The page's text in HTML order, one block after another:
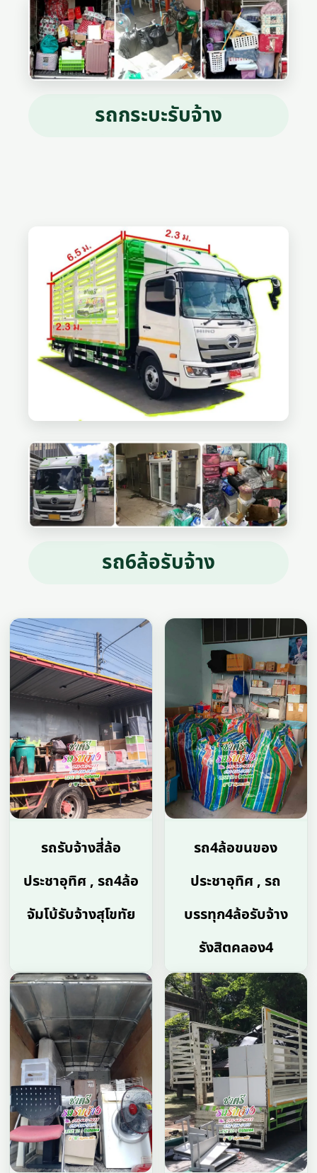
รถกระบะรับจ้าง
รถ6ล้อรับจ้าง
รถรับจ้างสี่ล้อ
ประชาอุทิศ , รถ4ล้อ
จัมโบ้รับจ้างสุโขทัย
รถ4ล้อขนของ
ประชาอุทิศ , รถ
บรรทุก4ล้อรับจ้าง
รังสิตคลอง4